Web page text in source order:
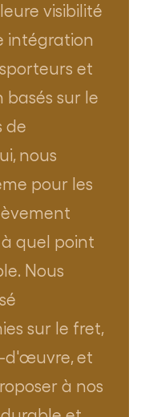
visibilité
intégration
et
basés sur le
de
nous
pour les
quel point
Nous
sur le fret,
d'œuvre, et
à nos